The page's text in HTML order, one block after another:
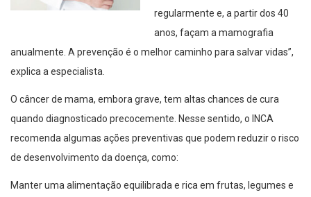
regularmente e, a partir dos 40
anos, façam a mamografia
anualmente. A prevenção é o melhor caminho para salvar vidas”,
explica a especialista.
O câncer de mama, embora grave, tem altas chances de cura
quando diagnosticado precocemente. Nesse sentido, o INCA
recomenda algumas ações preventivas que podem reduzir o risco
de desenvolvimento da doença, como:
Manter uma alimentação equilibrada e rica em frutas, legumes e